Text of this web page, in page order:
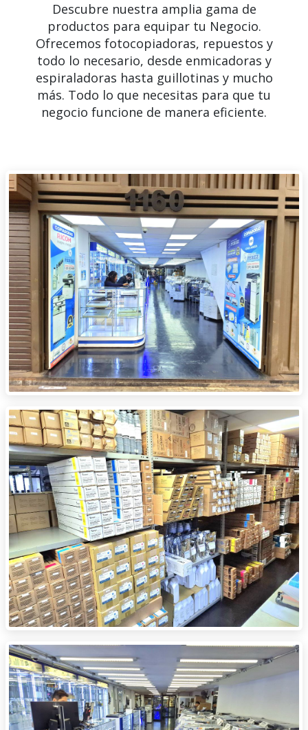
Descubre nuestra amplia gama de
productos para equipar tu Negocio.
Ofrecemos fotocopiadoras, repuestos y
todo lo necesario, desde enmicadoras y
espiraladoras hasta guillotinas y mucho
más. Todo lo que necesitas para que tu
negocio funcione de manera eficiente.